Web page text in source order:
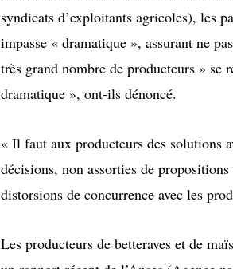
syndicats d’exploitants agricoles), les
impasse « dramatique », assurant ne
très grand nombre de producteurs » se
dramatique », ont-ils dénoncé.
« Il faut aux producteurs des solutions
décisions, non assorties de
distorsions de concurrence avec les
Les producteurs de betteraves et de